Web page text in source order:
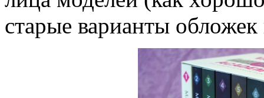
старые варианты